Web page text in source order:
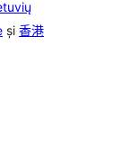
și 香港